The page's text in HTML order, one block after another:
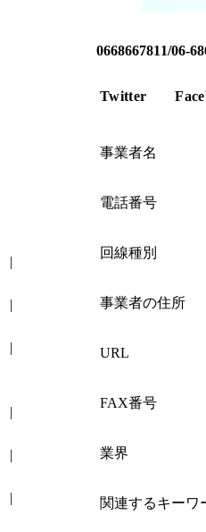
0668667811/06-
Twitter
事業者名
電話番号
回線種別
事業者の住所
URL
FAX番号
業界
関連するキーワ